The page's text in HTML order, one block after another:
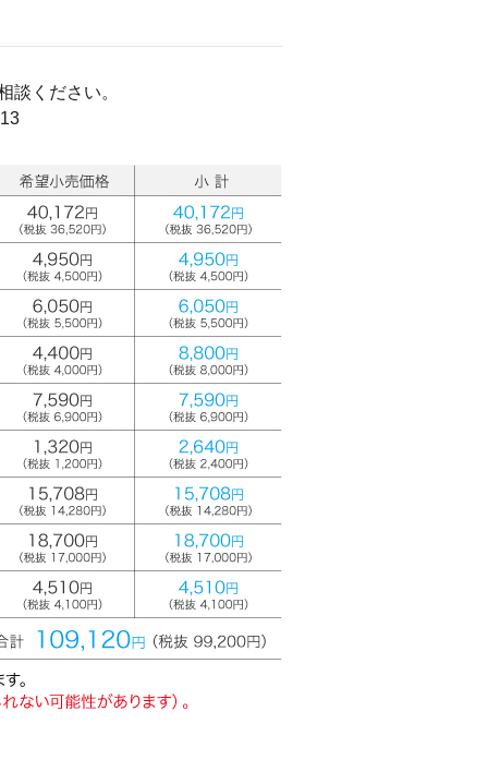
談ください。